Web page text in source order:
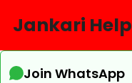
Jankari Help
Join WhatsApp